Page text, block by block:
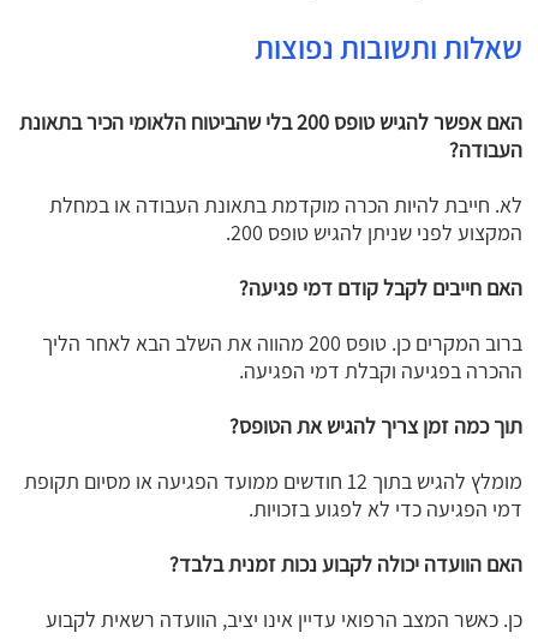
שאלות ותשובות נפוצות
האם אפשר להגיש טופס 200 בלי שהביטוח הלאומי הכיר בתאונת
העבודה?
לא. חייבת להיות הכרה מוקדמת בתאונת העבודה או במחלת
המקצוע לפני שניתן להגיש טופס 200.
האם חייבים לקבל קודם דמי פגיעה?
ברוב המקרים כן. טופס 200 מהווה את השלב הבא לאחר הליך
ההכרה בפגיעה וקבלת דמי הפגיעה.
תוך כמה זמן צריך להגיש את הטופס?
מומלץ להגיש בתוך 12 חודשים ממועד הפגיעה או מסיום תקופת
דמי הפגיעה כדי לא לפגוע בזכויות.
האם הוועדה יכולה לקבוע נכות זמנית בלבד?
כן. כאשר המצב הרפואי עדיין אינו יציב, הוועדה רשאית לקבוע